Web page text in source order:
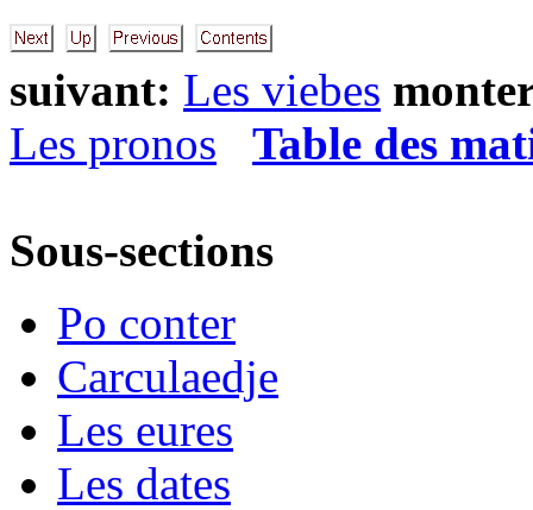
suivant: Les viebes
Les pronos
Table des
Sous-sections
Po conter
Carculaedje
Les eures
Les dates